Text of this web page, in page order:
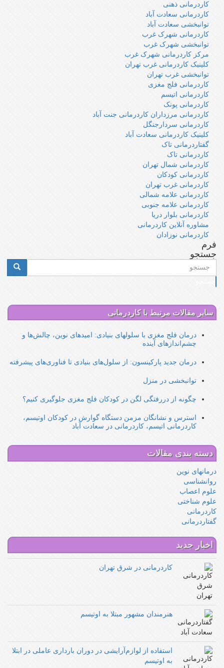
كاردرمانى ذهنى
کاردرمانی سعادت آباد
توانبخشی سعادت آباد
کاردرمانی شهرک غرب
توانبخشی شهرک غرب
مرکز کاردرمانی شهرک غرب
کلینیک کاردرمانی غرب تهران
توانبخشی غرب تهران
کاردرمانی فلج مغزی
کاردرمانی اتیسم
کاردرمانی پونک
کاردرمانی مرزداران کاردرمانی جنت آباد
کاردرمانی سردارجنگل
کلینیک کاردرمانی سعادت آباد
گفتاردرمانی تاک
کاردرمانی تاک
کاردرمانی شمال تهران
کاردرمانی کودکان
کاردرمانی غرب تهران
کاردرمانی علامه شمالی
کاردرمانی علامه جنوبی
کاردرمانی بلوار دریا
مشاوره آنلاین کاردرمانی
کاردرمانی نوزادان
فرم
جستجو
سایر مقالات مرتبط با کاردرمانی
درمان فلج مغزی با سلولهای بنیادی: امیدهای نوین، چالش‌ها و
چشم‌اندازهای آینده
درمان جدید پارکینسون: از سلول‌های بنیادی تا فناوری‌های پیشرفته
توانبخشی در منزل
چگونه از دررفتگی لگن در کودکان فلج مغزی جلوگیری کنیم؟
استرس و نشانگان مزمن دستگاه گوارش در کودکان اوتیسم،
کاردرمانی اتیسم، کاردرمانی در سعادت آباد
دسته بندی مقالات
درمانهای نوین
روانشناسی
علوم اعصاب
علوم شناختی
کاردرمانی
گفتاردرمانی
اخبار جدید
کاردرمانی در شرق تهران
هنرمندان مشهور مبتلا به اوتیسم
استفاده از لوازم‌آرایشی در دوران بارداری عاملی در ابتلا
به اوتیسم